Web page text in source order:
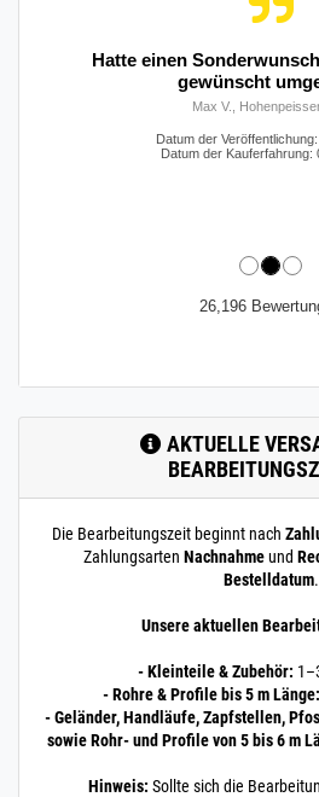
Hatte einen
gewünscht
Max V.,
Datum der
Datum der Kauferfahrung:
26,196
AKTUELLE
Die Bearbeitungszeit beginnt nach
Zahlungsarten Nachnahmeund
Bestelldatum.
Unsere aktuellen
- Kleinteile & Zubehör:
- Rohre & Profile bis 5 m Länge:
- Geländer, Handläufe, Zapfstellen,
sowie Rohr- und Profile von 5 bis 6 m
Hinweis: Sollte sich die